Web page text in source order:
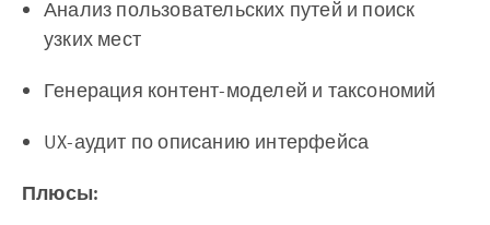
Анализ пользовательских путей и поиск
узких мест
Генерация контент-моделей и таксономий
UX-аудит по описанию интерфейса
Плюсы: